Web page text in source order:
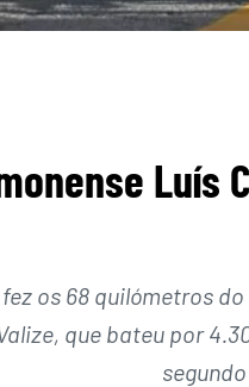
Luís
os 68 quilómetros
que bateu por